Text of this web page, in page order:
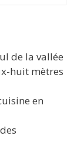
de la vallée
huit mètres
en